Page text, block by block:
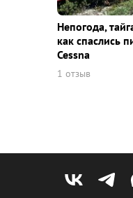
Непогода,
как спаслись
Cessna
1 отзыв